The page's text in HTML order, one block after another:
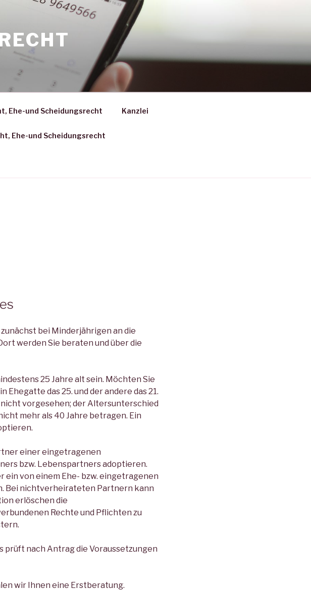
Ehe-und Scheidungsrecht Kanzlei
Ehe-und Scheidungsrecht
bei Minderjährigen an die
werden Sie beraten und über die
25 Jahre alt sein. Möchten Sie
das 25. und der andere das 21.
vorgesehen; der Altersunterschied
mehr als 40 Jahre betragen. Ein
einer eingetragenen
bzw. Lebenspartners adoptieren.
von einem Ehe- bzw. eingetragenen
Bei nichtverheirateten Partnern kann
erlöschen die
Rechte und Pflichten zu
prüft nach Antrag die Voraussetzungen
wir Ihnen eine Erstberatung.